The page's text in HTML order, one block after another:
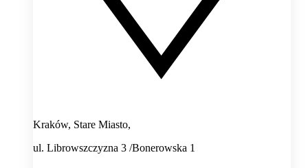
Kraków, Stare Miasto,
ul. Librowszczyzna 3 /Bonerowska 1